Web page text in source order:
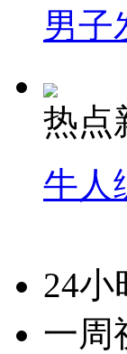
男子
热点
牛人
24小
一周